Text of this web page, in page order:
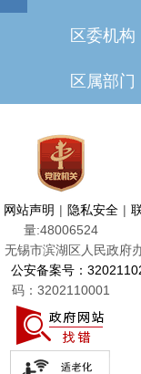
区委机构
区属部门
网站声明 | 隐私安全 |
量:48006524
无锡市滨湖区人民政府
公安备案号：
码：3202110001